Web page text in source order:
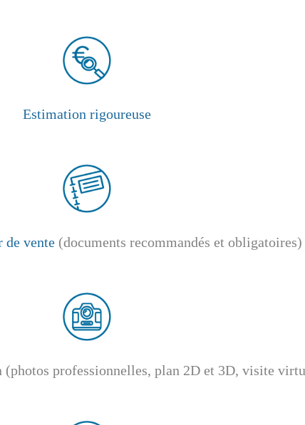
Estimation rigoureuse
de vente(documents recommandés et obligatoires)
(photos professionnelles, plan 2D et 3D, visite